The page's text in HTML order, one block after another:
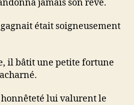
jamais son rêve.
était soigneusement
il bâtit une petite fortune
honnêteté lui valurent le